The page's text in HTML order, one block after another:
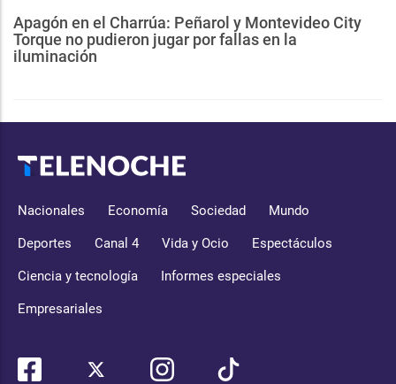
Apagón en el Charrúa: Peñarol y Montevideo City
Torque no pudieron jugar por fallas en la
iluminación
Nacionales Economía Sociedad Mundo
Deportes Canal 4 Vida y Ocio Espectáculos
Ciencia y tecnología Informes especiales
Empresariales